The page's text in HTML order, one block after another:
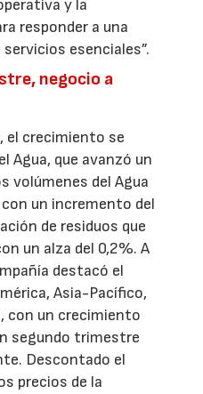
y la
responder a una
esenciales”.
negocio a
el crecimiento se
Agua, que avanzó un
volúmenes del Agua
un incremento del
de residuos que
un alza del 0,2%. A
destacó el
Asia-Pacífico,
con un crecimiento
segundo trimestre
Descontado el
precios de la